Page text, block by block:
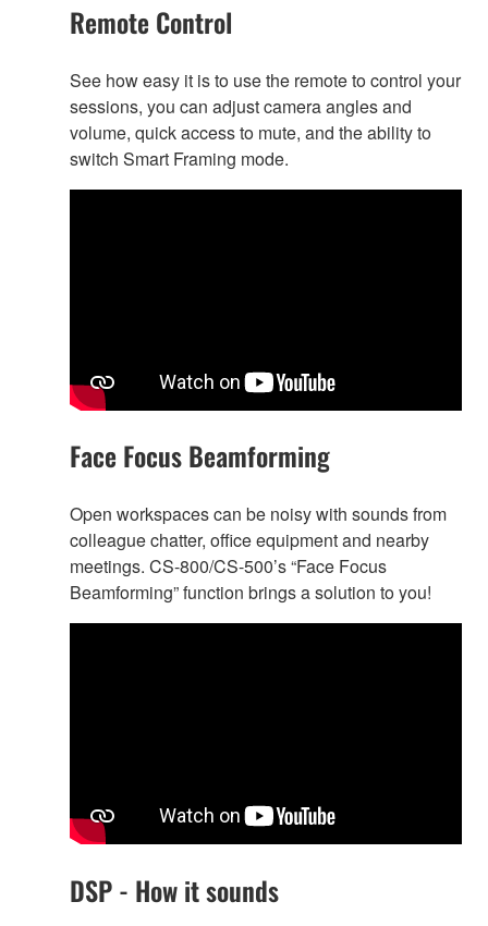
Remote Control
See how easy it is to use the remote to control your
sessions, you can adjust camera angles and
volume, quick access to mute, and the ability to
switch Smart Framing mode.
Face Focus Beamforming
Open workspaces can be noisy with sounds from
colleague chatter, office equipment and nearby
meetings. CS-800/CS-500’s “Face Focus
Beamforming” function brings a solution to you!
DSP - How it sounds